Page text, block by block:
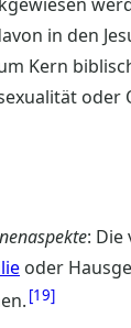
in den
Kern
oder
: Die
oder
19